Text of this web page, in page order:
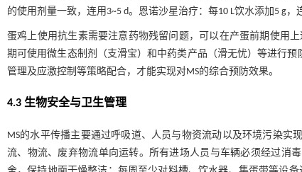
的使用剂量一致，连用3~5 d。恩诺沙星治疗：每10 L饮水添加5 g，
蛋鸡上使用抗生素需要注意药物残留问题，可以在产蛋前期使用
期可使用微生态制剂（支滑宝）和中药类产品（滑无忧）等进行预
管理及应激控制等策略配合，才能实现对MS的综合预防效果。
4.3 生物安全与卫生管理
MS的水平传播主要通过呼吸道、人员与物资流动以及环境污染
流、物流、废弃物流单向运转。所有进场人员与车辆必须经过消